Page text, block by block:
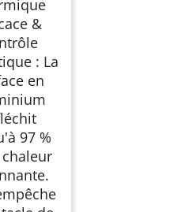
&
: La
en
97 %